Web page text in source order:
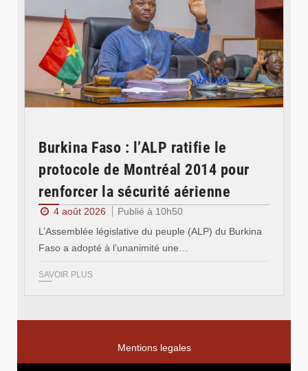
Burkina Faso : l’ALP ratifie le
protocole de Montréal 2014 pour
renforcer la sécurité aérienne
4 août 2026
Publié à 10h50
L’Assemblée législative du peuple (ALP) du Burkina
Faso a adopté à l’unanimité une…
SAVOIR PLUS
Mentions legales